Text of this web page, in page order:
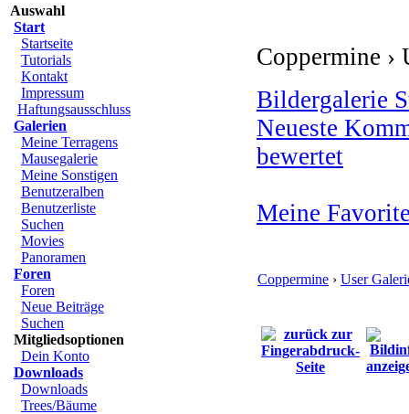
Auswahl
Start
Startseite
Tutorials
Kontakt
Impressum
Haftungsausschluss
Galerien
Meine Terragens
Mausegalerie
Meine Sonstigen
Benutzeralben
Benutzerliste
Suchen
Movies
Panoramen
Foren
Foren
Neue Beiträge
Suchen
Mitgliedsoptionen
Dein Konto
Downloads
Downloads
Trees/Bäume
Coppermine ›
Bildergalerie
Neueste
bewertet
Meine
Coppermine › User